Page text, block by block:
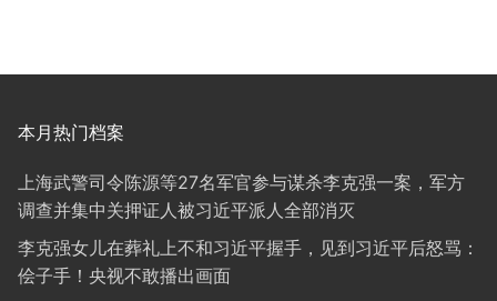
本月热门档案
上海武警司令陈源等27名军官参与谋杀李克强一案，军方
调查并集中关押证人被习近平派人全部消灭
李克强女儿在葬礼上不和习近平握手，见到习近平后怒骂：
侩子手！央视不敢播出画面